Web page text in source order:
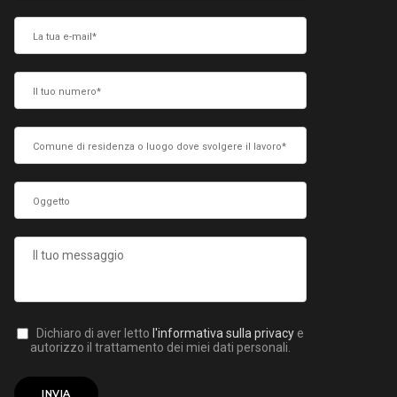
Dichiaro di aver letto l'informativa sulla privacy e
autorizzo il trattamento dei miei dati personali.